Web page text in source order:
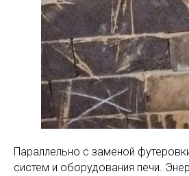
Параллельно с заменой
систем и оборудования печи.